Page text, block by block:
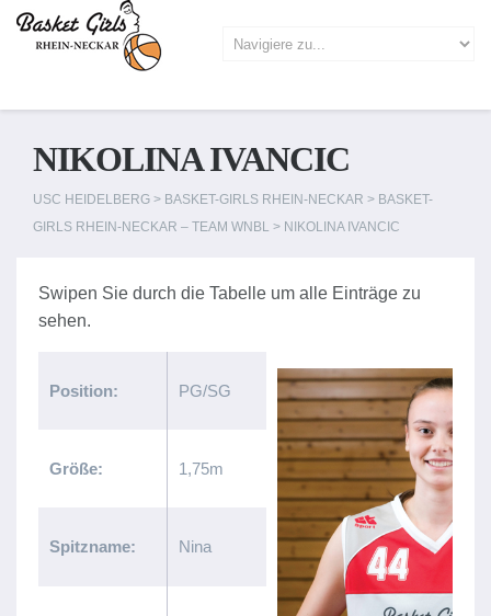
NIKOLINA IVANCIC
USC HEIDELBERG > BASKET-GIRLS RHEIN-NECKAR > BASKET-
GIRLS RHEIN-NECKAR – TEAM WNBL > NIKOLINA IVANCIC
Position: PG/SG
Größe: 1,75m
Spitzname: Nina